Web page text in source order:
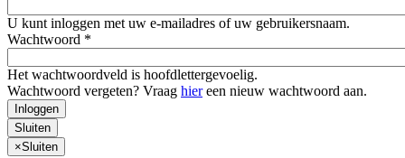
U kunt inloggen met uw e-mailadres of uw gebruikersnaam.
Wachtwoord *
Het wachtwoordveld is hoofdlettergevoelig.
Wachtwoord vergeten? Vraag hiereen nieuw wachtwoord aan.
Inloggen
Sluiten
×Sluiten